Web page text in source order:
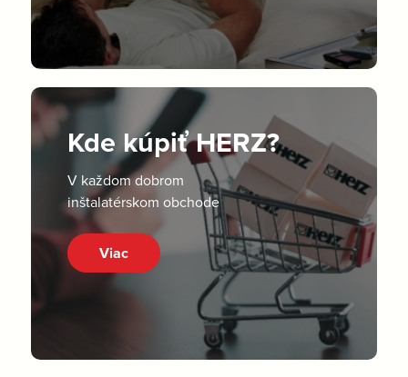
Kde kúpiť HERZ?
V každom dobrom
inštalatérskom obchode
Viac